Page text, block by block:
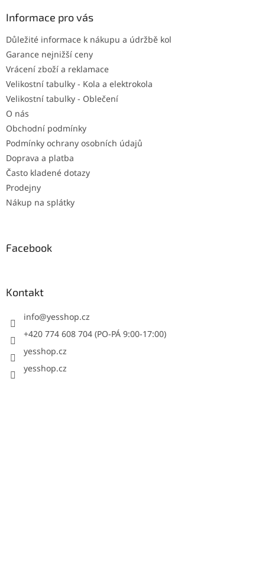
Informace pro vás
Důležité informace k nákupu a údržbě kol
Garance nejnižší ceny
Vrácení zboží a reklamace
Velikostní tabulky - Kola a elektrokola
Velikostní tabulky - Oblečení
O nás
Obchodní podmínky
Podmínky ochrany osobních údajů
Doprava a platba
Často kladené dotazy
Prodejny
Nákup na splátky
Facebook
Kontakt
info@yesshop.cz
+420 774 608 704 (PO-PÁ 9:00-17:00)
yesshop.cz
yesshop.cz